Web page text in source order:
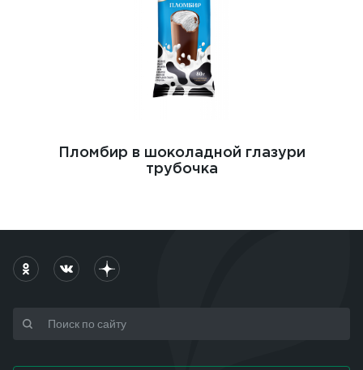
Пломбир в шоколадной глазури
трубочка